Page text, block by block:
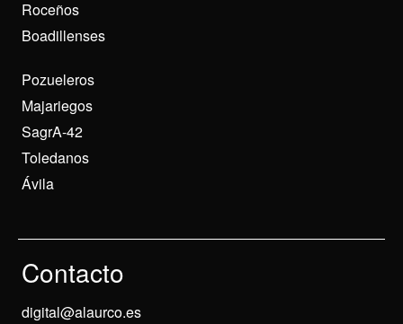
Roceños
Boadillenses
Pozueleros
Majariegos
SagrA-42
Toledanos
Ávila
Contacto
digital@alaurco.es